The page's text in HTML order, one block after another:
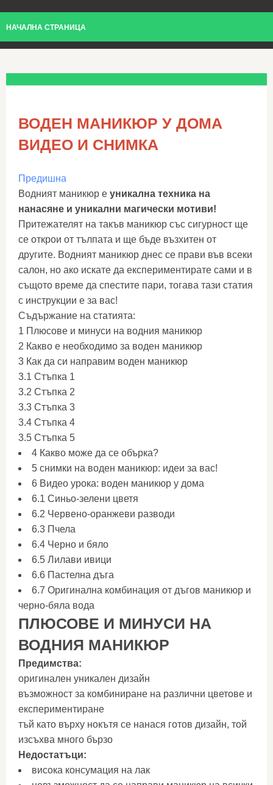
НАЧАЛНА СТРАНИЦА
ВОДЕН МАНИКЮР У ДОМА
ВИДЕО И СНИМКА
Предишна
Водният маникюр е уникална техника на
нанасяне и уникални магически мотиви!
Притежателят на такъв маникюр със сигурност ще
се открои от тълпата и ще бъде възхитен от
другите. Водният маникюр днес се прави във всеки
салон, но ако искате да експериментирате сами и в
същото време да спестите пари, тогава тази статия
с инструкции е за вас!
Съдържание на статията:
1 Плюсове и минуси на водния маникюр
2 Какво е необходимо за воден маникюр
3 Как да си направим воден маникюр
3.1 Стъпка 1
3.2 Стъпка 2
3.3 Стъпка 3
3.4 Стъпка 4
3.5 Стъпка 5
4 Какво може да се обърка?
5 снимки на воден маникюр: идеи за вас!
6 Видео урока: воден маникюр у дома
6.1 Синьо-зелени цветя
6.2 Червено-оранжеви разводи
6.3 Пчела
6.4 Черно и бяло
6.5 Лилави ивици
6.6 Пастелна дъга
6.7 Оригинална комбинация от дъгов маникюр и
черно-бяла вода
ПЛЮСОВЕ И МИНУСИ НА
ВОДНИЯ МАНИКЮР
Предимства:
оригинален уникален дизайн
възможност за комбиниране на различни цветове и
експериментиране
тъй като върху нокътя се нанася готов дизайн, той
изсъхва много бързо
Недостатъци:
висока консумация на лак